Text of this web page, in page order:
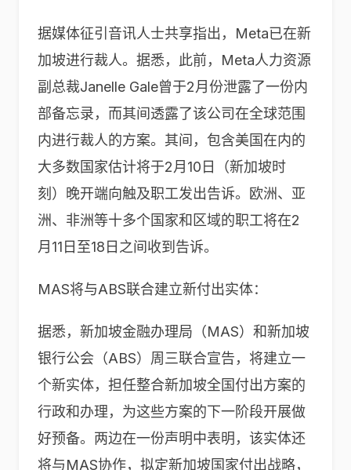
据媒体征引音讯人士共享指出，Meta已在新
加坡进行裁人。据悉，此前，Meta人力资源
副总裁Janelle Gale曾于2月份泄露了一份内
部备忘录，而其间透露了该公司在全球范围
内进行裁人的方案。其间，包含美国在内的
大多数国家估计将于2月10日（新加坡时
刻）晚开端向触及职工发出告诉。欧洲、亚
洲、非洲等十多个国家和区域的职工将在2
月11日至18日之间收到告诉。
MAS将与ABS联合建立新付出实体：
据悉，新加坡金融办理局（MAS）和新加坡
银行公会（ABS）周三联合宣告，将建立一
个新实体，担任整合新加坡全国付出方案的
行政和办理，为这些方案的下一阶段开展做
好预备。两边在一份声明中表明，该实体还
将与MAS协作，拟定新加坡国家付出战略，